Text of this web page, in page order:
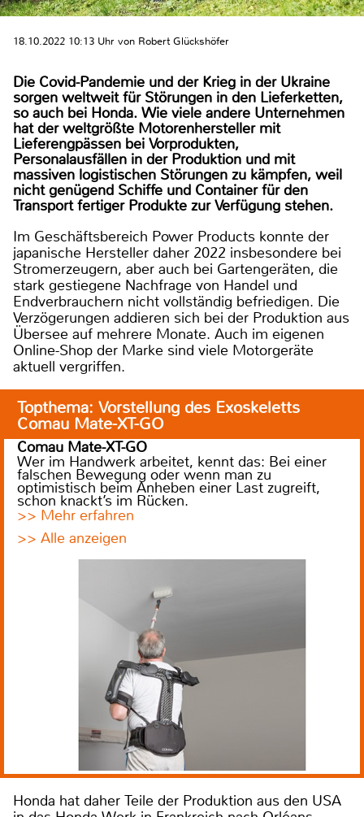
18.10.2022 10:13 Uhr von Robert Glückshöfer
Die Covid-Pandemie und der Krieg in der Ukraine
sorgen weltweit für Störungen in den Lieferketten,
so auch bei Honda. Wie viele andere Unternehmen
hat der weltgrößte Motorenhersteller mit
Lieferengpässen bei Vorprodukten,
Personalausfällen in der Produktion und mit
massiven logistischen Störungen zu kämpfen, weil
nicht genügend Schiffe und Container für den
Transport fertiger Produkte zur Verfügung stehen.
Im Geschäftsbereich Power Products konnte der
japanische Hersteller daher 2022 insbesondere bei
Stromerzeugern, aber auch bei Gartengeräten, die
stark gestiegene Nachfrage von Handel und
Endverbrauchern nicht vollständig befriedigen. Die
Verzögerungen addieren sich bei der Produktion aus
Übersee auf mehrere Monate. Auch im eigenen
Online-Shop der Marke sind viele Motorgeräte
aktuell vergriffen.
Topthema: Vorstellung des Exoskeletts
Comau Mate-XT-GO
Comau Mate-XT-GO
Wer im Handwerk arbeitet, kennt das: Bei einer
falschen Bewegung oder wenn man zu
optimistisch beim Anheben einer Last zugreift,
schon knackt’s im Rücken.
>> Mehr erfahren
>> Alle anzeigen
Honda hat daher Teile der Produktion aus den USA